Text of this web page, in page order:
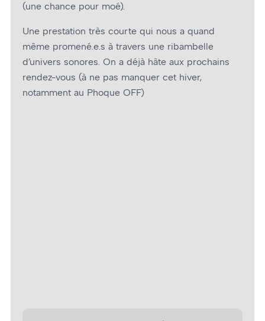
(une chance pour moé).
Une prestation très courte qui nous a quand
même promené.e.s à travers une ribambelle
d’univers sonores. On a déjà hâte aux prochains
rendez-vous (à ne pas manquer cet hiver,
notamment au Phoque OFF)